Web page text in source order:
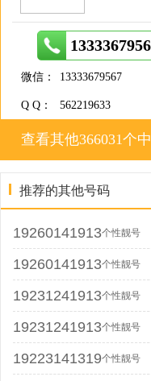
微信： 13333679567
Q Q： 562219633
查看其他366031个
推荐的其他号码
19260141913个性靓号
19260141913个性靓号
19231241913个性靓号
19231241913个性靓号
19223141319个性靓号